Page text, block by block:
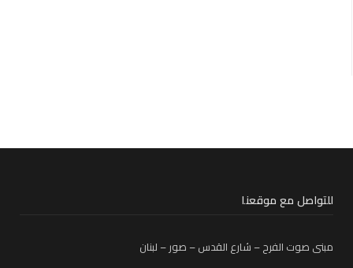
للتواصل مع موقعنا
مبنى صوت الفرح – شارع القدس – صور – لبنان